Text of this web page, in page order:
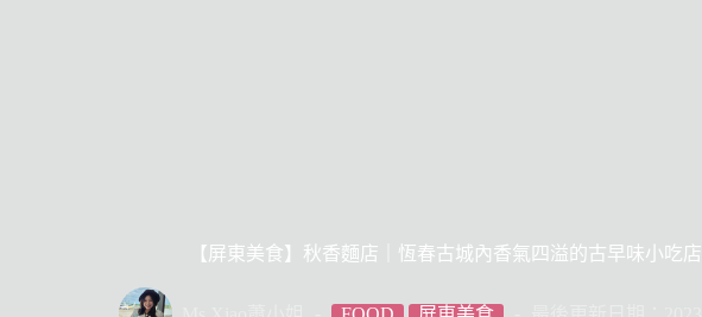
【屏東美食】秋香麵店｜恆春古城內香氣四溢的古早味小吃店